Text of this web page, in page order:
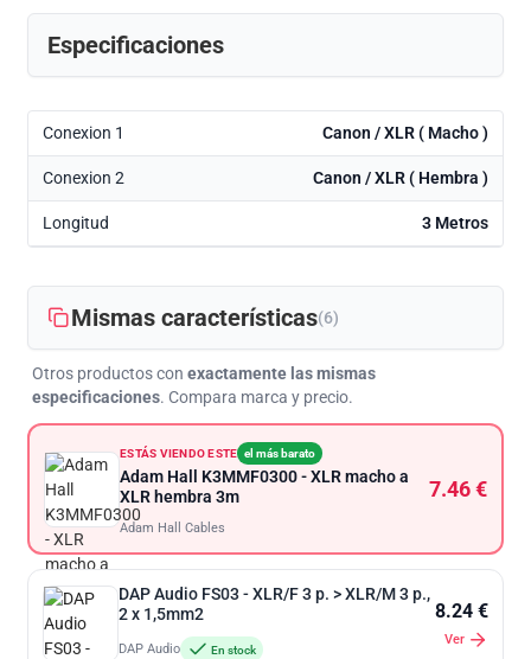
Especificaciones
Conexion 1 Canon / XLR ( Macho )
Conexion 2 Canon / XLR ( Hembra )
Longitud 3 Metros
Mismas características(6)
Otros productos con exactamente las mismas
especificaciones. Compara marca y precio.
ESTÁS VIENDO ESTE el más barato
Adam Hall K3MMF0300 - XLR macho a
XLR hembra 3m
Adam Hall Cables
7.46 €
DAP Audio FS03 - XLR/F 3 p. > XLR/M 3 p.,
2 x 1,5mm2
DAP Audio En stock
8.24 €
Ver